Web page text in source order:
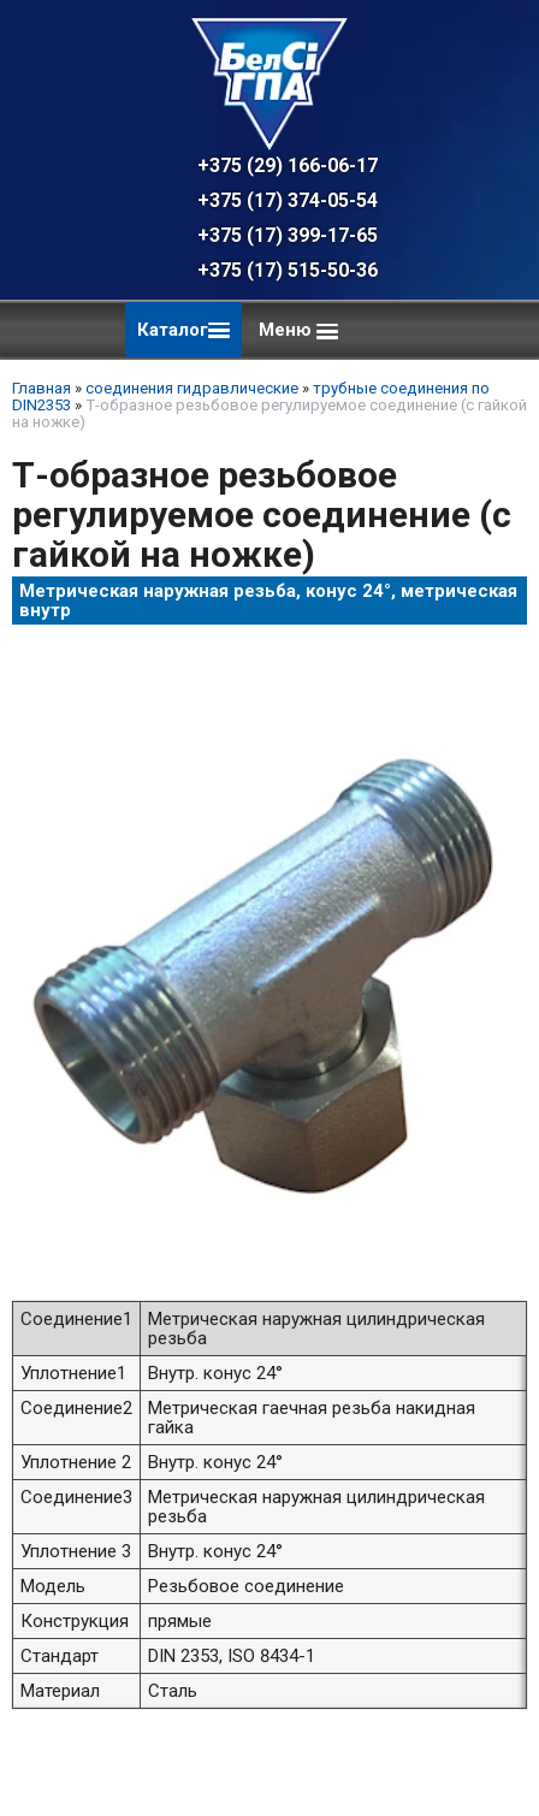
+375 (29) 166-06-17 - техническая
+375 (17) 374-05-54 - общий отдел,
+375 (17) 399-17-65
+375 (17) 515-50-36
Каталог Меню
Главная » соединения гидравлические » трубные соединения по
DIN2353 » Т-образное резьбовое регулируемое соединение (с гайкой
на ножке)
Т-образное резьбовое
регулируемое соединение (с
гайкой на ножке)
Метрическая наружная резьба, конус 24°, метрическая
внутр
Соединение1
Метрическая наружная цилиндрическая
резьба
Уплотнение1
Внутр. конус 24°
Соединение2
Метрическая гаечная резьба накидная
гайка
Уплотнение 2
Внутр. конус 24°
Соединение3
Метрическая наружная цилиндрическая
резьба
Уплотнение 3
Внутр. конус 24°
Модель
Резьбовое соединение
Конструкция
прямые
Стандарт
DIN 2353, ISO 8434-1
Материал
Сталь